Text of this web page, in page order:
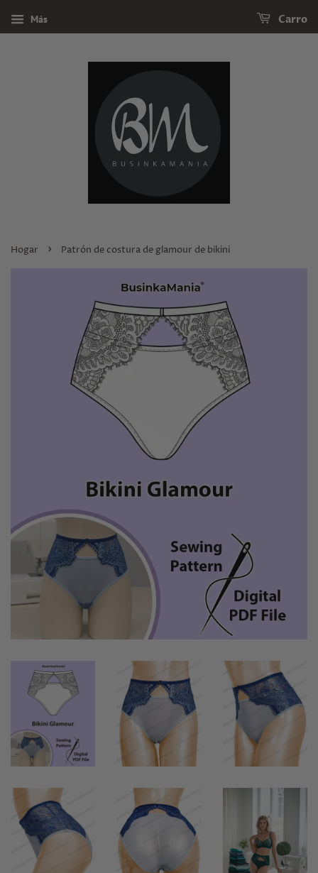
Más Carro
Hogar › Patrón de costura de glamour de bikini